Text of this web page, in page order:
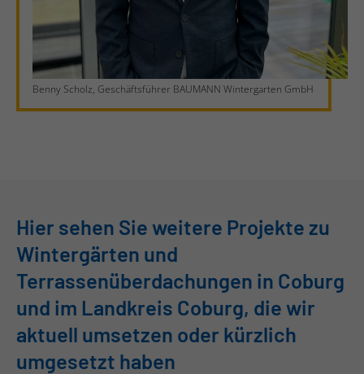
Benny Scholz, Geschäftsführer BAUMANN Wintergarten GmbH
Hier sehen Sie weitere Projekte zu
Wintergärten und
Terrassenüberdachungen in Coburg
und im Landkreis Coburg, die wir
aktuell umsetzen oder kürzlich
umgesetzt haben